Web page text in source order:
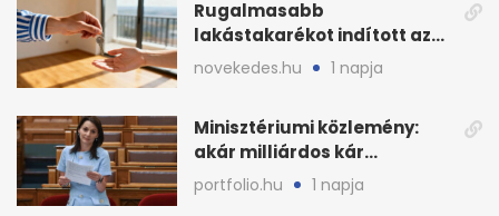
Rugalmasabb
lakástakarékot indított az
OTP: két köztes kilépéssel
novekedes.hu 1 napja
Minisztériumi közlemény:
akár milliárdos kár
fenyegette Budapest fáit
portfolio.hu 1 napja